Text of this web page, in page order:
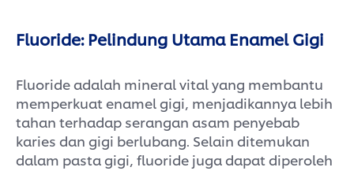
Fluoride: Pelindung Utama Enamel Gigi
Fluoride adalah mineral vital yang membantu
memperkuat enamel gigi, menjadikannya lebih
tahan terhadap serangan asam penyebab
karies dan gigi berlubang. Selain ditemukan
dalam pasta gigi, fluoride juga dapat diperoleh